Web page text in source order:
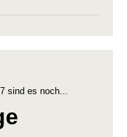
sind es noch...